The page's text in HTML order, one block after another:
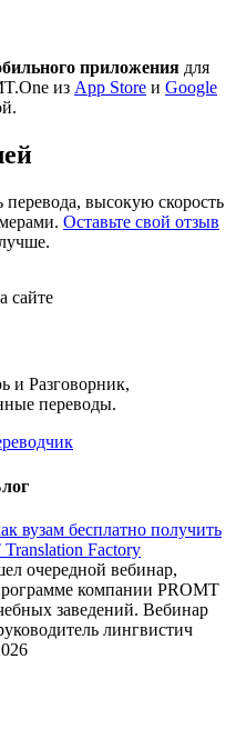
приложения для
из App Store и Google
перевода, высокую скорость
Оставьте свой отзыв
сайте
и Разговорник,
переводы.
вузам бесплатно получить
Factory
очередной вебинар,
компании PROMT
заведений. Вебинар
лингвистич